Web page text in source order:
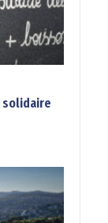
solidaire